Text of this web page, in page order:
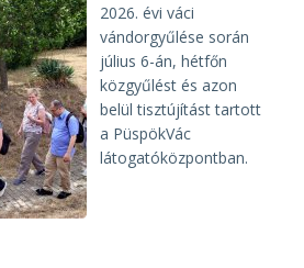
2026. évi váci
vándorgyűlése során
július 6-án, hétfőn
közgyűlést és azon
belül tisztújítást tartott
a PüspökVác
látogatóközpontban.